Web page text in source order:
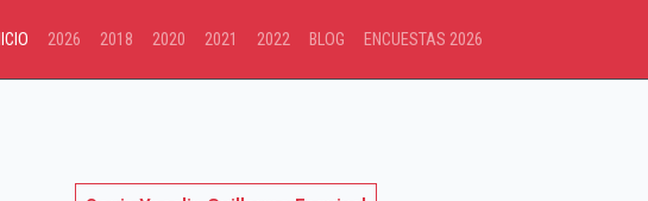
2026 2018 2020 2021 2022 BLOG ENCUESTAS 2026